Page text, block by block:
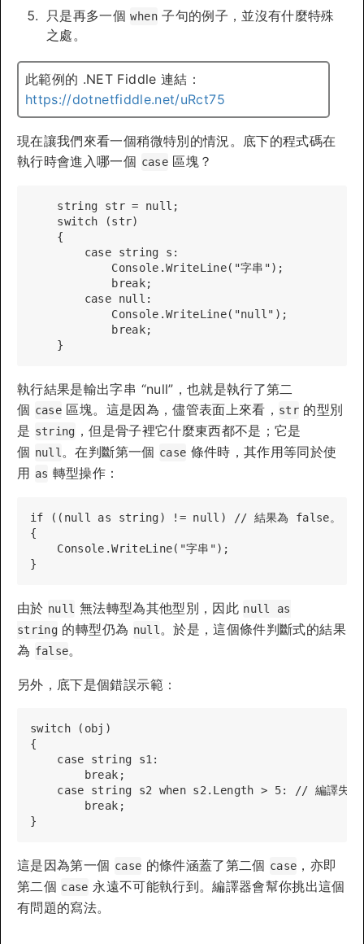
只是再多一個when子句的例子，並沒有什麼特殊
之處。
此範例的 .NET Fiddle 連結：
https://dotnetfiddle.net/uRct75
現在讓我們來看一個稍微特別的情況。底下的程式碼在
執行時會進入哪一個 case區塊？
    string str = null;
    switch (str)
    {
        case string s:
            Console.WriteLine("字串");
            break;
        case null:
            Console.WriteLine("null");
            break;
執行結果是輸出字串 “null”，也就是執行了第二
個 case 區塊。這是因為，儘管表面上來看， str 的型別
是 string ，但是骨子裡它什麼東西都不是；它是
個 null 。在判斷第一個 case 條件時，其作用等同於使
用 as 轉型操作：
if ((null as string) != null) // 結果為 false。
{
    Console.WriteLine("字串");
由於 null 無法轉型為其他型別，因此 null as
string 的轉型仍為 null 。於是，這個條件判斷式的結果
為 false。
另外，底下是個錯誤示範：
switch (obj)
{
    case string s1:
        break;
case string s2 when s2.Length > 5: // 編譯失敗
        break;
這是因為第一個 case 的條件涵蓋了第二個 case ，亦即
第二個 case 永遠不可能執行到。編譯器會幫你挑出這個
有問題的寫法。